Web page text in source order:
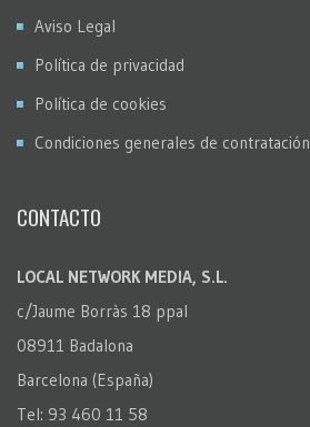
Aviso Legal
Política de privacidad
Política de cookies
Condiciones generales de contratación
CONTACTO
LOCAL NETWORK MEDIA, S.L.
c/Jaume Borràs 18 ppal
08911 Badalona
Barcelona (España)
Tel: 93 460 11 58